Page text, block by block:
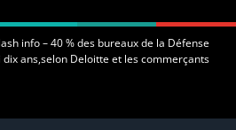
info – 40 % des bureaux de la Défense
ans,selon Deloitte et les commerçants